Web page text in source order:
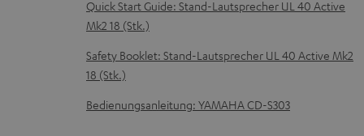
e
r
u
n
Quick Start Guide: Stand-Lautsprecher UL 40 Active
Mk2 18 (Stk.)
Safety Booklet: Stand-Lautsprecher UL 40 Active Mk2
18 (Stk.)
Bedienungsanleitung: YAMAHA CD-S303